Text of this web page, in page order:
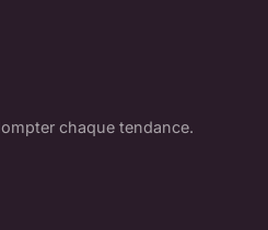
chaque tendance.